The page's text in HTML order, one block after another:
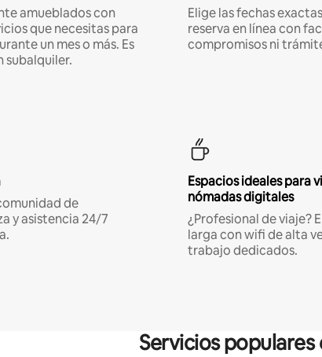
amueblados con
que necesitas para
un mes o más. Es
subalquiler.
Elige las fechas
reserva en línea con
compromisos ni
de
y asistencia 24/7
Espacios ideales para
nómadas digitales
¿Profesional de viaje?
larga con wifi de alta
trabajo dedicados.
Servicios